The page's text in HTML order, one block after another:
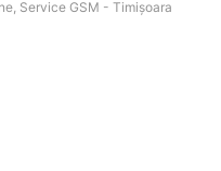
Service GSM - Timişoara